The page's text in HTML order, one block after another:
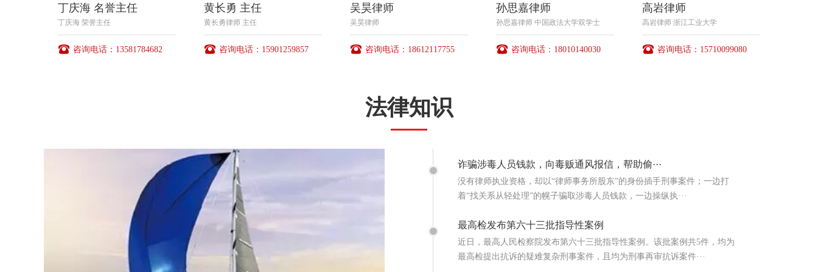
丁庆海 名誉主任
丁庆海 荣誉主任
咨询电话：13581784682
黄长勇 主任
黄长勇律师 主任
咨询电话：15901259857
吴昊律师
吴昊律师
咨询电话：18612117755
孙思嘉律师
孙思嘉律师 中国政法大学双学士
咨询电话：18010140030
高岩律师
高岩律师 浙江工业大学
咨询电话：15710099080
法律知识
诈骗涉毒人员钱款，向毒贩通风报信，帮助偷···
没有律师执业资格，却以“律师事务所股东”的身份插手刑事案件；一边打
着“找关系从轻处理”的幌子骗取涉毒人员钱款，一边操纵执···
最高检发布第六十三批指导性案例
近日，最高人民检察院发布第六十三批指导性案例。该批案例共5件，均为
最高检提出抗诉的疑难复杂刑事案件，且均为刑事再审抗诉案件···